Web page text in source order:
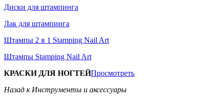
Диски для штампинга
Лак для штампинга
Штампы 2 в 1 Stamping Nail Art
Штампы Stamping Nail Art
КРАСКИ ДЛЯ НОГТЕЙПросмотреть
Назад к Инструменты и аксессуары